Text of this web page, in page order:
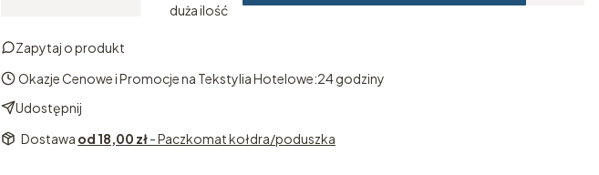
duża ilość
Zapytaj o produkt
Okazje Cenowe i Promocje na Tekstylia Hotelowe:24 godziny
Udostępnij
Dostawa od 18,00 zł- Paczkomat kołdra/poduszka